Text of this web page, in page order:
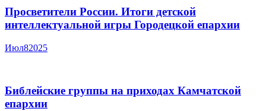
Просветители России. Итоги детской
интеллектуальной игры Городецкой епархии
Июл82025
Библейские группы на приходах Камчатской
епархии